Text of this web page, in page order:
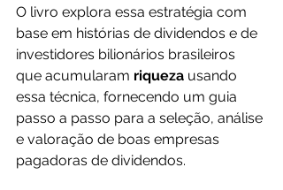
O livro explora essa estratégia com
base em histórias de dividendos e de
investidores bilionários brasileiros
que acumularam riqueza usando
essa técnica, fornecendo um guia
passo a passo para a seleção, análise
e valoração de boas empresas
pagadoras de dividendos.